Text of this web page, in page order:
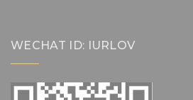
WECHAT ID: IURLOV